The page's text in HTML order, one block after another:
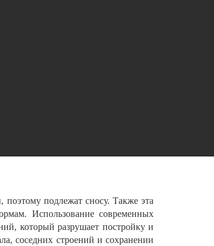
поэтому подлежат сносу. Также эта
Использование современных
который разрушает постройку и
соседних строений и сохранении